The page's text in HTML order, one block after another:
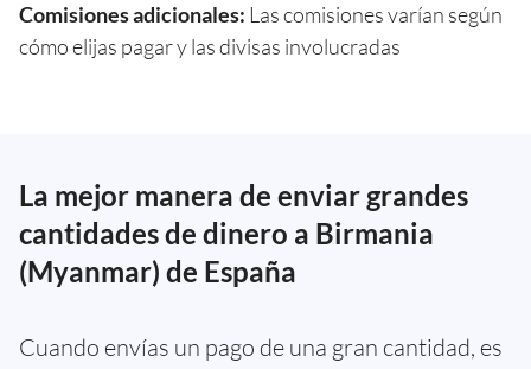
Comisiones adicionales: Las comisiones varían según
cómo elijas pagar y las divisas involucradas
La mejor manera de enviar grandes
cantidades de dinero a Birmania
(Myanmar) de España
Cuando envías un pago de una gran cantidad, es